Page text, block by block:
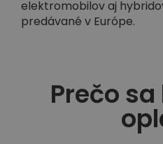
elektromobilov aj
predávané v Európe.
Prečo